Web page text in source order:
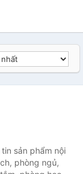
sản phẩm nội
phòng ngủ,